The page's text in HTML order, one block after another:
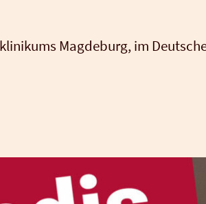
Mag­de­burg, im